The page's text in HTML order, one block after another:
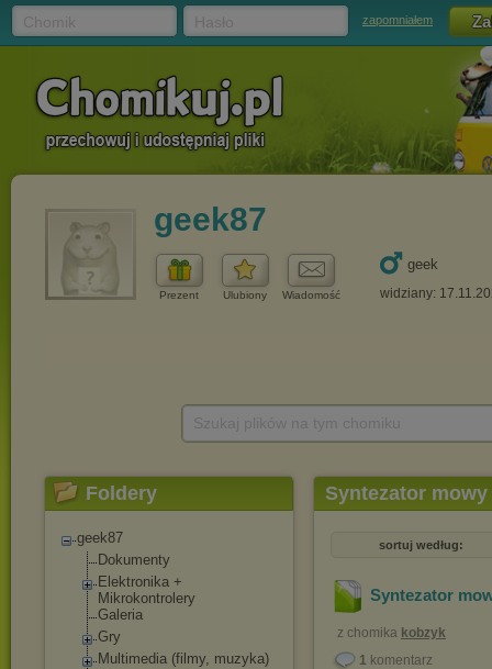
zapomniałem
geek87
Prezent Ulubiony Wiadomość
geek
widziany:
Foldery
geek87
Dokumenty
Elektronika +
Mikrokontrolery
Galeria
Gry
Multimedia (filmy, muzyka)
Syntezator mowy
sortuj według:
Syntezator
z chomika kobzyk
1 komentarz